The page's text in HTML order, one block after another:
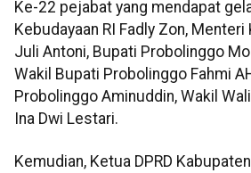
Ke-22 pejabat yang mendapat
Kebudayaan RI Fadly Zon, Menteri
Juli Antoni, Bupati Probolinggo
Wakil Bupati Probolinggo Fahmi
Probolinggo Aminuddin, Wakil
Ina Dwi Lestari.
Kemudian, Ketua DPRD